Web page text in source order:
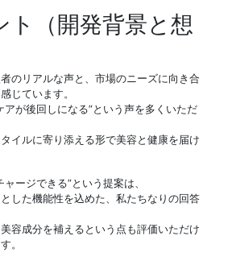
ト（開発背景と想
者のリアルな声と、市場のニーズに向き合
じています。
アが後回しになる”という声を多くいただ
イルに寄り添える形で美容と健康を届け
ージできる”という提案は、
した機能性を込めた、私たちなりの回答
容成分を補えるという点も評価いただけ
。